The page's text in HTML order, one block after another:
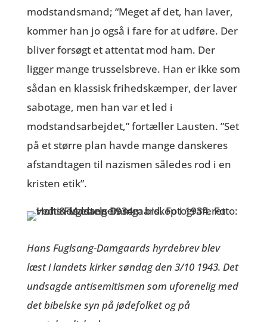
modstandsmand; “Meget af det, han laver,
kommer han jo også i fare for at udføre. Der
bliver forsøgt et attentat mod ham. Der
ligger mange trusselsbreve. Han er ikke som
sådan en klassisk frihedskæmper, der laver
sabotage, men han var et led i
modstandsarbejdet,” fortæller Lausten. ”Set
på et større plan havde mange danskeres
afstandtagen til nazismen således rod i en
kristen etik”.
Hans Fuglsang-Damgaards hyrdebrev blev
læst i landets kirker søndag den 3/10 1943. Det
undsagde antisemitismen som uforenelig med
det bibelske syn på jødefolket og på